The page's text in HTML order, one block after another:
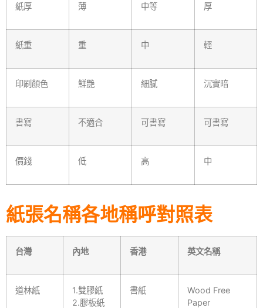
紙厚 薄 中等 厚
紙重 重 中 輕
印刷顏色 鮮艷 細膩 沉實暗
書寫 不適合 可書寫 可書寫
價錢 低 高 中
紙張名稱各地稱呼對照表
台灣 內地 香港 英文名稱
道林紙
1.雙膠紙
2.膠板紙
書紙
Wood Free
Paper